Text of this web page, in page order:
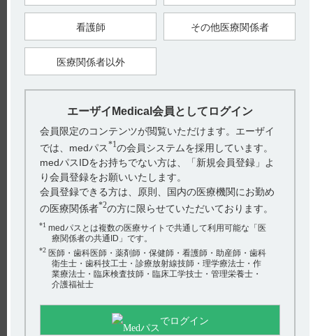
【関連情報】
インタビューフォームには、交感神経刺激剤との相互作用に関
して以下の記載があります。
VIII. 安全性（使用上の注意等）に関する項目
相互作用
（2） 併用注意とその理由（引用2）
（解説）
択性が低下した場合、交感神経刺激作用が増強され高血圧クリ
【引用】
1）エクフィナ錠50mg電子添文 2024年1月改訂（第5版） 10. 相
互作用 10.2 併用注意
2）エクフィナ錠50mgインタビューフォーム 2024年1月改訂
（第5版） VIII.安全性（使用上の注意等）に関する項目 7.相互
作用 （2）併用注意とその理由
【更新年月】
2025年5月
戻る
看護師 その他医療関係者
医療関係者以外
エーザイMedical会員としてログイン
会員限定のコンテンツが閲覧いただけます。エーザイ
では、medパス*1の会員システムを採用しています。
medパスIDをお持ちでない方は、「新規会員登録」よ
り会員登録をお願いいたします。
会員登録できる方は、原則、国内の医療機関にお勤め
の医療関係者*2の方に限らせていただいております。
*1 medパスとは複数の医療サイトで共通して利用可能な「医
療関係者の共通ID」です。
*2 医師・歯科医師・薬剤師・保健師・看護師・助産師・歯科
衛生士・歯科技工士・診療放射線技師・理学療法士・作
業療法士・臨床検査技師・臨床工学技士・管理栄養士・
介護福祉士
でログイン